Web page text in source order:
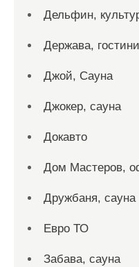
Дельфин,
Держава,
Джой, Сауна
Джокер, сауна
Докавто
Дом Мастеров,
Дружбаня, сауна
Евро ТО
Забава, сауна